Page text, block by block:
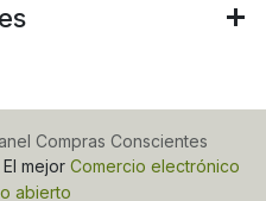
Compras Conscientes
mejor Comercio electrónico
abierto